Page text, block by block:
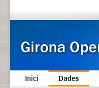
Inici Dades